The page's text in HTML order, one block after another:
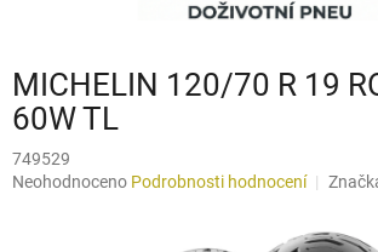
MICHELIN 120/70 R 19
60W TL
749529
Průměrné
Neohodnoceno Podrobnosti hodnocení